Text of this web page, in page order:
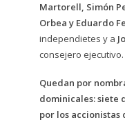
Martorell, Simón
Orbea y Eduardo
independietes y a
consejero ejecutivo.
Quedan por
dominicales: siete
por los accionistas